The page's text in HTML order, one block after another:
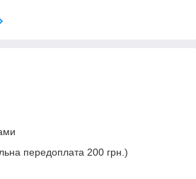
передоплата 200 грн.)